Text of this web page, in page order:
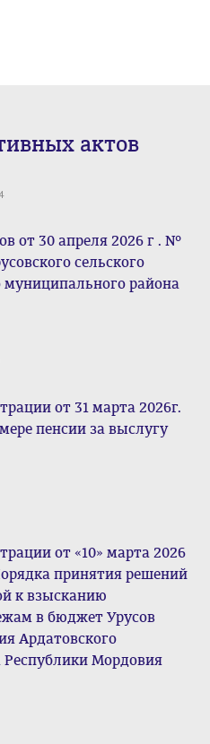
актов
от 30 апреля 2026 г . №
сельского
муниципального района
от 31 марта 2026г.
пенсии за выслугу
от «10» марта 2026
принятия решений
к взысканию
в бюджет Урусов
Ардатовского
Мордовия